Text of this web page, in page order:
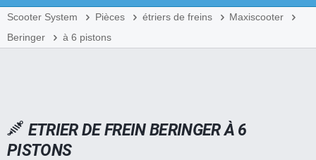
Scooter System Pièces étriers de freins
Maxiscooter
Beringer
à 6 pistons
ETRIER DE FREIN BERINGER À 6
PISTONS